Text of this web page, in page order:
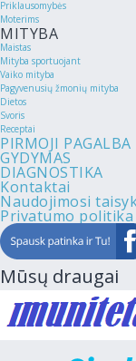
Priklausomybės
Moterims
MITYBA
Maistas
Mityba sportuojant
Vaiko mityba
Pagyvenusių žmonių mityba
Dietos
Svoris
Receptai
PIRMOJI PAGALBA
GYDYMAS
DIAGNOSTIKA
Kontaktai
Naudojimosi
Privatumo politika
Mūsų draugai